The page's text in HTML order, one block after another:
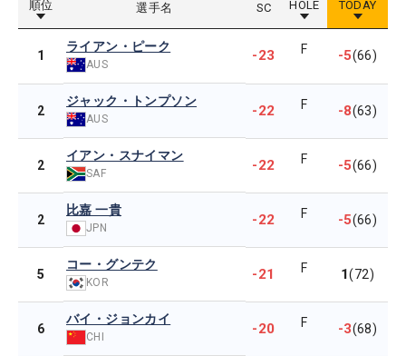
順位 選手名 SC HOLE TODAY
1
ライアン・ピーク
AUS
-23 F -5(66)
2
ジャック・トンプソン
AUS -22 F -8(63)
2
イアン・スナイマン
SAF -22 F -5(66)
2
比嘉 一貴
JPN -22 F -5(66)
5
コー・グンテク
KOR -21 F 1(72)
6
バイ・ジョンカイ
CHI -20 F -3(68)